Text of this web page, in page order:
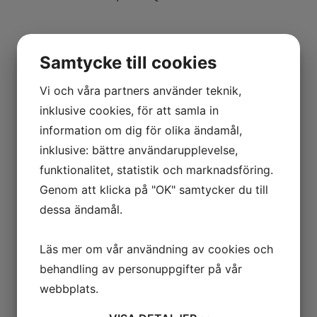
NPK GH-12
Passar maskiner 24-38 ton
Vikt: 2,085 kg exkl fäste
Fästen S70 / S80 / B30 / SMP105 / Oilquick OQ70,
OQ80
Passar maskiner 28-45 ton
Vikt: 2,618 kg exkl fäste
Fästen: S70 / S80 / B30 / SMP105 / Oilquick OQ70
Samtycke till cookies
Vi och våra partners använder teknik,
inklusive cookies, för att samla in
information om dig för olika ändamål,
inklusive: bättre användarupplevelse,
funktionalitet, statistik och marknadsföring.
Genom att klicka på "OK" samtycker du till
dessa ändamål.
Läs mer om vår användning av cookies och
behandling av personuppgifter på vår
webbplats.